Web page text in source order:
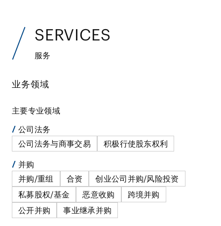
SERVICES
服务
业务领域
主要专业领域
公司法务
公司法务与商事交易
积极行使股东权利
并购
并购/重组
合资
创业公司并购/风险投资
私募股权/基金
恶意收购
跨境并购
公开并购
事业继承并购